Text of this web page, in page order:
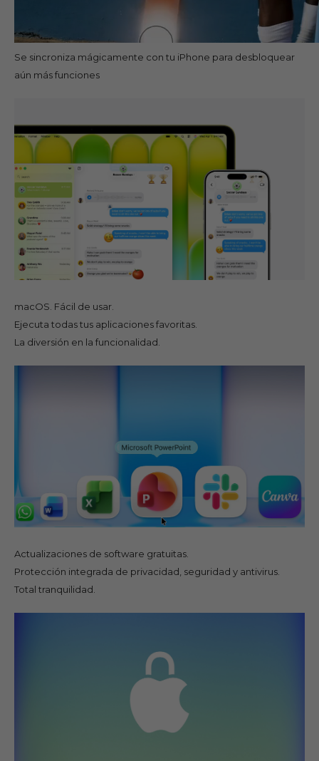
Se sincroniza mágicamente con tu iPhone para desbloquear
aún más funciones
macOS. Fácil de usar.
Ejecuta todas tus aplicaciones favoritas.
La diversión en la funcionalidad.
Actualizaciones de software gratuitas.
Protección integrada de privacidad, seguridad y antivirus.
Total tranquilidad.